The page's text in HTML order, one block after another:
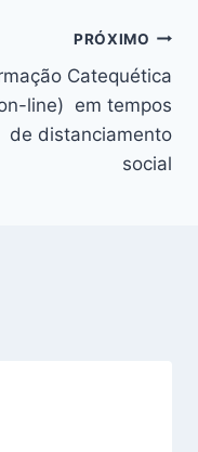
PRÓXIMO
Catequética
line) em tempos
de distanciamento
social